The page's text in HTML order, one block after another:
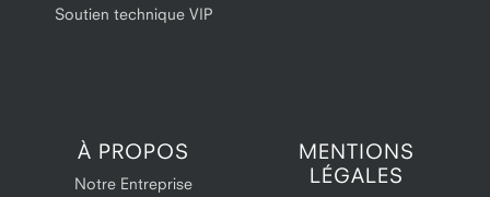
Soutien technique VIP
À PROPOS
Notre Entreprise
MENTIONS
LÉGALES